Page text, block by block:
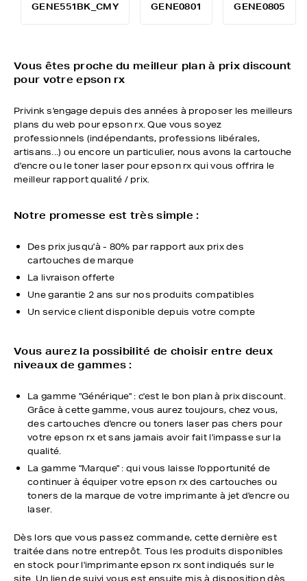
GENE551BK_CMY GENE0801 GENE0805
Vous êtes proche du meilleur plan à prix discount
pour votre epson rx
Privink s'engage depuis des années à proposer les meilleurs
plans du web pour epson rx. Que vous soyez
professionnels (indépendants, professions libérales,
artisans...) ou encore un particulier, nous avons la cartouche
d'encre ou le toner laser pour epson rx qui vous offrira le
meilleur rapport qualité / prix.
Notre promesse est très simple :
Des prix jusqu'à - 80% par rapport aux prix des
cartouches de marque
La livraison offerte
Une garantie 2 ans sur nos produits compatibles
Un service client disponible depuis votre compte
Vous aurez la possibilité de choisir entre deux
niveaux de gammes :
La gamme "Générique" : c'est le bon plan à prix discount.
Grâce à cette gamme, vous aurez toujours, chez vous,
des cartouches d'encre ou toners laser pas chers pour
votre epson rx et sans jamais avoir fait l'impasse sur la
qualité.
La gamme "Marque" : qui vous laisse l'opportunité de
continuer à équiper votre epson rx des cartouches ou
toners de la marque de votre imprimante à jet d'encre ou
laser.
Dès lors que vous passez commande, cette dernière est
traitée dans notre entrepôt. Tous les produits disponibles
en stock pour l'imprimante epson rx sont indiqués sur le
site. Un lien de suivi vous est ensuite mis à disposition dès